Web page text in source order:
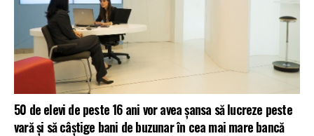
50 de elevi de peste 16 ani vor avea șansa să lucreze peste
vară și să câștige bani de buzunar în cea mai mare bancă